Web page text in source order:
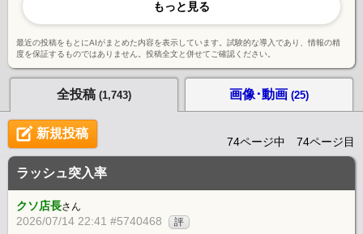
れ、349verと比較して演出バランスに改善の余地があるとの
声も。P機化による払い出し速度の遅さなど快適性の面でも
賛否が分かれている
もっと見る
最近の投稿をもとにAIがまとめた内容を表示しています。試験的な導入であり、情報の精
度を保証するものではありません。投稿全文と併せてご確認ください。
全投稿 (1,743) 画像･動画 (25)
新規投稿
74ページ中 74ページ目
ラッシュ突入率
クソ店長さん
2026/07/14 22:41 #5740468 評